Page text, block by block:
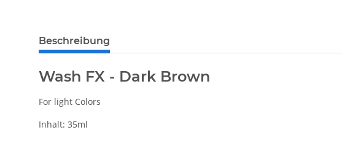
Beschreibung
Wash FX - Dark Brown
For light Colors
Inhalt: 35ml